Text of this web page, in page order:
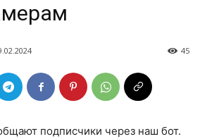
45
подписчики через наш бот.